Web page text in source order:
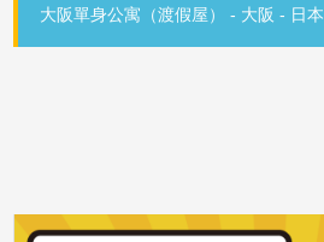
大阪單身公寓（渡假屋） - 大阪 - 日本